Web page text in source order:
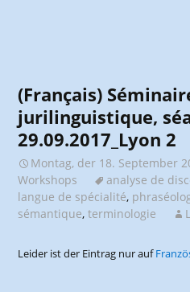
(Français)
jurilinguistique,
29.09.2017_Lyon 2
Montag, der 18. September
Workshops
analyse de
langue de spécialité,
sémantique,terminologie
Leider ist der Eintrag nur auf